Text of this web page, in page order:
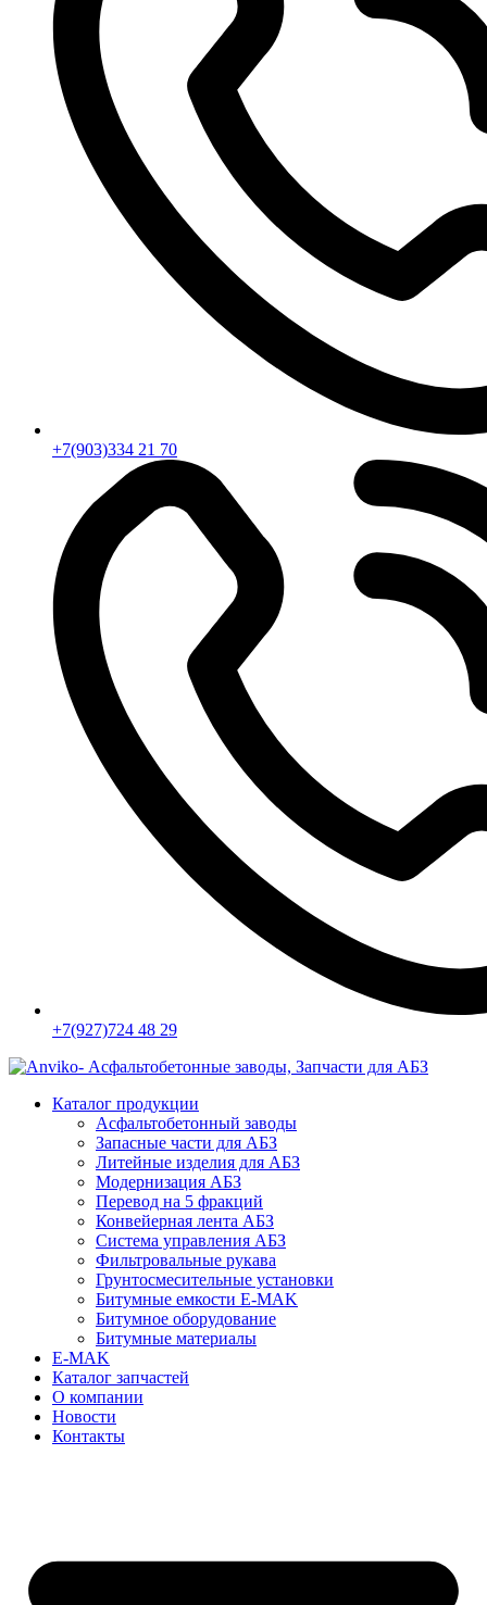
+7(903)334 21 70
+7(927)724 48 29
Каталог продукции
Асфальтобетонный заводы
Запасные части для АБЗ
Литейные изделия для АБЗ
Модернизация АБЗ
Перевод на 5 фракций
Конвейерная лента АБЗ
Система управления АБЗ
Фильтровальные рукава
Грунтосмесительные установки
Битумные емкости E-MAK
Битумное оборудование
Битумные материалы
E-MAK
Каталог запчастей
О компании
Новости
Контакты